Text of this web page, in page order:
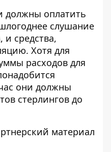
должны оплатить
слушание
и средства,
Хотя для
расходов для
они должны
стерлингов до
материал